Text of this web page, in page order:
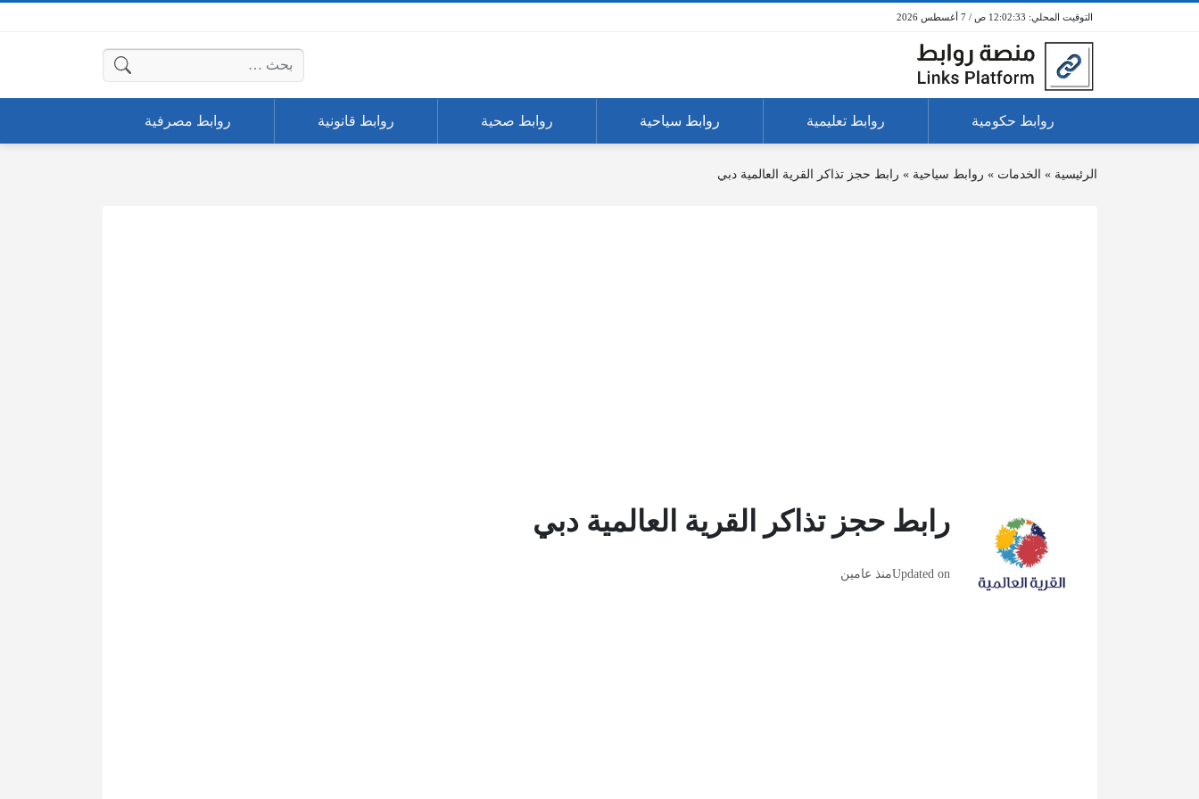
12:02:33 ص / 7 أغسطس 2026
البحث عن:
روابط حكومية روابط تعليمية روابط سياحية روابط صحية روابط قانونية روابط مصرفية
الرئيسية » الخدمات » روابط سياحية » رابط حجز تذاكر القرية العالمية دبي
رابط حجز تذاكر القرية العالمية دبي
Updated onمنذ عامين